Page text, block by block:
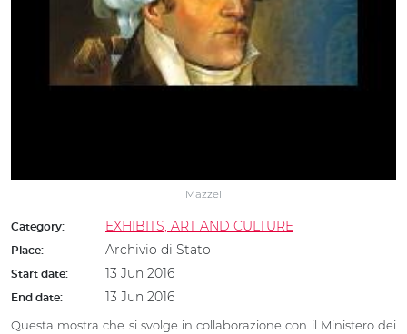
Mazzei
Category: EXHIBITS, ART AND CULTURE
Place: Archivio di Stato
Start date: 13 Jun 2016
End date: 13 Jun 2016
Questa mostra che si svolge in collaborazione con il Ministero dei